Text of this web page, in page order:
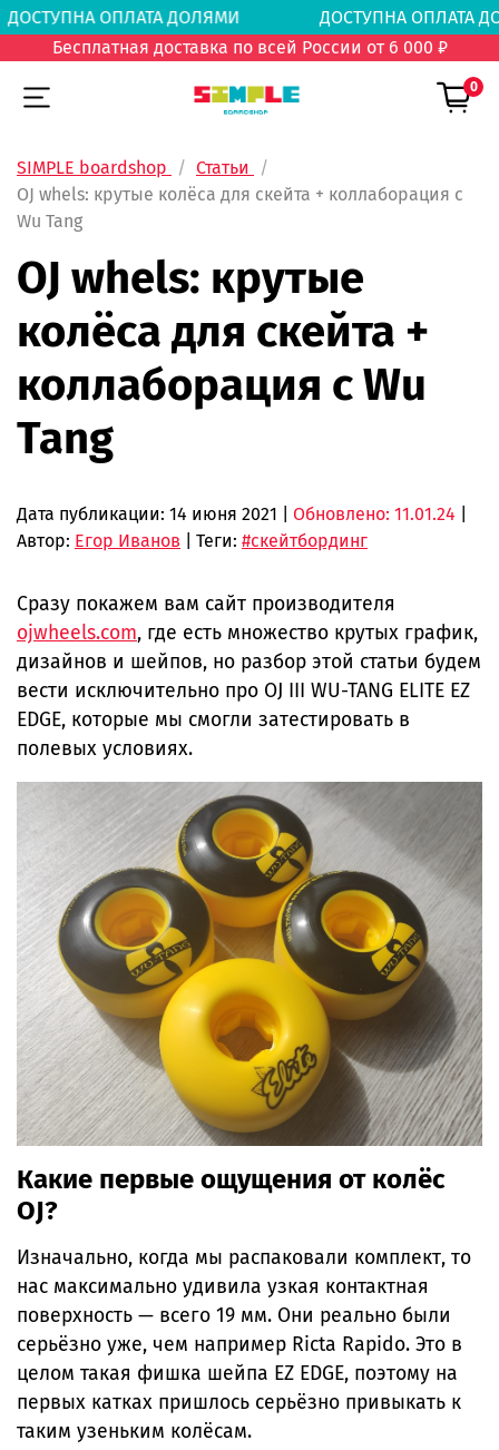
ОПЛАТА ДОЛЯМИ
ДОСТУПНА
Бесплатная доставка по всей России от 6 000 ₽
0
SIMPLE boardshop
Статьи
OJ whels: крутые колёса для скейта + коллаборация с
Wu Tang
OJ whels: крутые
колёса для скейта +
коллаборация с Wu
Tang
Дата публикации: 14 июня 2021 Обновлено: 11.01.24
Автор: Егор Иванов | Теги: #скейтбординг
Сразу покажем вам сайт производителя
ojwheels.com, где есть множество крутых график,
дизайнов и шейпов, но разбор этой статьи будем
вести исключительно про OJ III WU-TANG ELITE EZ
EDGE, которые мы смогли затестировать в
полевых условиях.
Какие первые ощущения от колёс
OJ?
Изначально, когда мы распаковали комплект, то
нас максимально удивила узкая контактная
поверхность — всего 19 мм. Они реально были
серьёзно уже, чем например Ricta Rapido. Это в
целом такая фишка шейпа EZ EDGE, поэтому на
первых катках пришлось серьёзно привыкать к
таким узеньким колёсам.